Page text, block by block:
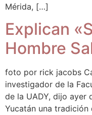
Mérida, […]
Explican
Hombre
foto por rick jacobs
investigador de la
de la UADY, dijo ayer
Yucatán una